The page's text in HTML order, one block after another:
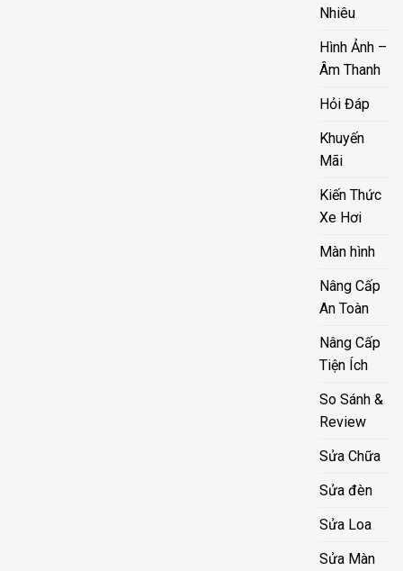
Nhiêu
Hình Ảnh –
Âm Thanh
Hỏi Đáp
Khuyến
Mãi
Kiến Thức
Xe Hơi
Màn hình
Nâng Cấp
An Toàn
Nâng Cấp
Tiện Ích
So Sánh &
Review
Sửa Chữa
Sửa đèn
Sửa Loa
Sửa Màn